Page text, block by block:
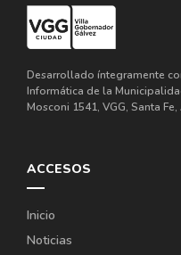
Desarrollado íntegramente
Informática de la
Mosconi 1541, VGG, Santa
ACCESOS
Inicio
Noticias